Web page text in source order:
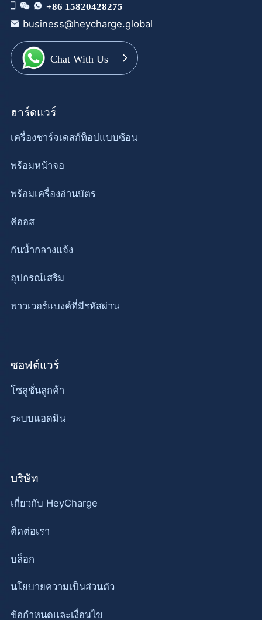
+86 15820428275
business@heycharge.global
Chat With Us
ฮาร์ดแวร์
เครื่องชาร์จเดสก์ท็อปแบบซ้อน
พร้อมหน้าจอ
พร้อมเครื่องอ่านบัตร
คีออส
กันน้ำกลางแจ้ง
อุปกรณ์เสริม
พาวเวอร์แบงค์ที่มีรหัสผ่าน
ซอฟต์แวร์
โซลูชั่นลูกค้า
ระบบแอดมิน
บริษัท
เกี่ยวกับ HeyCharge
ติดต่อเรา
บล็อก
นโยบายความเป็นส่วนตัว
ข้อกำหนดและเงื่อนไข